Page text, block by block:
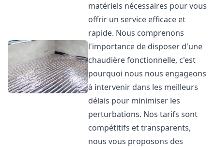
matériels nécessaires pour vous
offrir un service efficace et
rapide. Nous comprenons
l'importance de disposer d'une
chaudière fonctionnelle, c'est
pourquoi nous nous engageons
à intervenir dans les meilleurs
délais pour minimiser les
perturbations. Nos tarifs sont
compétitifs et transparents,
nous vous proposons des